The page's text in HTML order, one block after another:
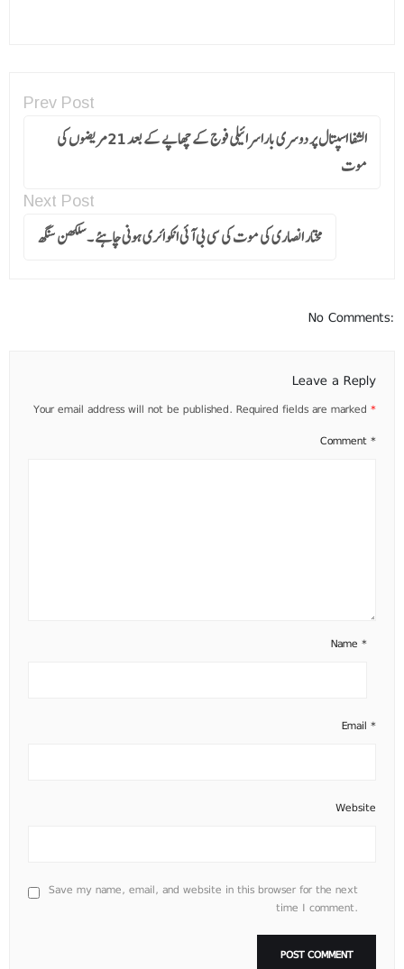
Prev Post
الشفا اسپتال پر دوسری باراسرائیلی فوج کے چھاپے کے بعد 21مریضوں کی
موت
Next Post
مختار انصاری کی موت کی سی بی آئی انکوائری ہونی چاہئے ۔ سلکھن سنگھ
No Comments:
Leave a Reply
Your email address will not be published. Required fields are marked *
Comment *
Name *
Email *
Website
Save my name, email, and website in this browser for the next
time I comment.